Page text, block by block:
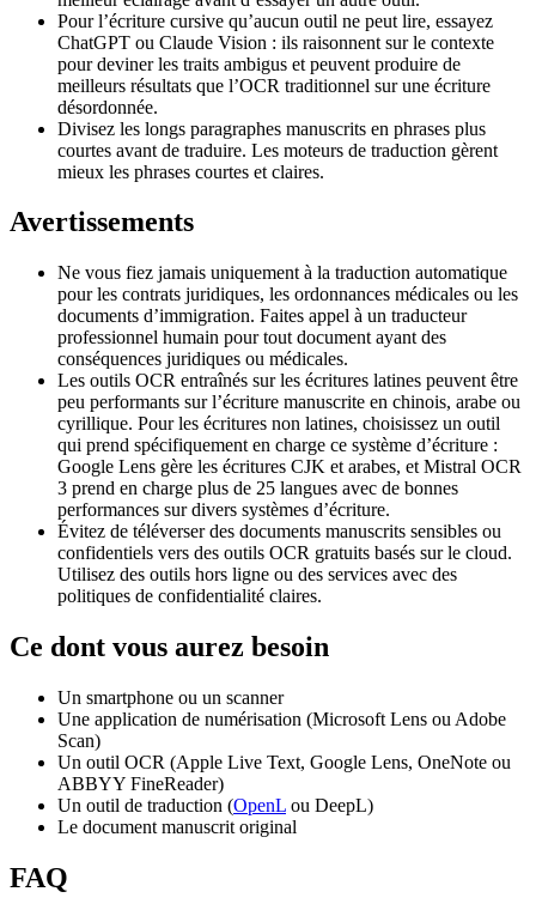
Pour l’écriture cursive qu’aucun outil ne peut lire, essayez
ChatGPT ou Claude Vision : ils raisonnent sur le contexte
pour deviner les traits ambigus et peuvent produire de
meilleurs résultats que l’OCR traditionnel sur une écriture
désordonnée.
Divisez les longs paragraphes manuscrits en phrases plus
courtes avant de traduire. Les moteurs de traduction gèrent
mieux les phrases courtes et claires.
Avertissements
Ne vous fiez jamais uniquement à la traduction automatique
pour les contrats juridiques, les ordonnances médicales ou les
documents d’immigration. Faites appel à un traducteur
professionnel humain pour tout document ayant des
conséquences juridiques ou médicales.
Les outils OCR entraînés sur les écritures latines peuvent être
peu performants sur l’écriture manuscrite en chinois, arabe ou
cyrillique. Pour les écritures non latines, choisissez un outil
qui prend spécifiquement en charge ce système d’écriture :
Google Lens gère les écritures CJK et arabes, et Mistral OCR
3 prend en charge plus de 25 langues avec de bonnes
performances sur divers systèmes d’écriture.
Évitez de téléverser des documents manuscrits sensibles ou
confidentiels vers des outils OCR gratuits basés sur le cloud.
Utilisez des outils hors ligne ou des services avec des
politiques de confidentialité claires.
Ce dont vous aurez besoin
Un smartphone ou un scanner
Une application de numérisation (Microsoft Lens ou Adobe
Scan)
Un outil OCR (Apple Live Text, Google Lens, OneNote ou
ABBYY FineReader)
Un outil de traduction (OpenL ou DeepL)
Le document manuscrit original
FAQ